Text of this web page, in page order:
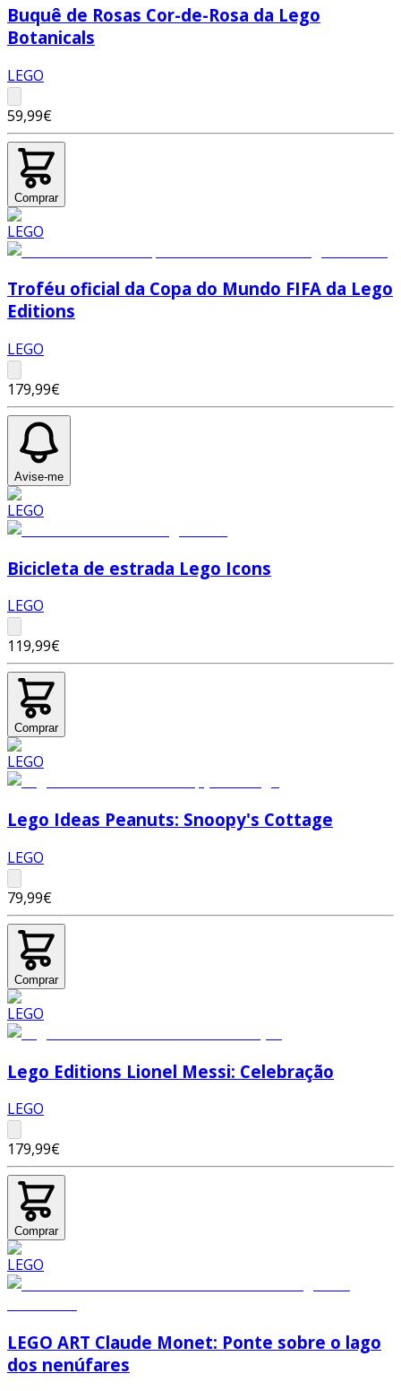
Buquê de Rosas Cor-de-Rosa da Lego
Botanicals
LEGO
59,99€
Comprar
Troféu oficial da Copa do Mundo FIFA da Lego
Editions
LEGO
179,99€
Avise-me
Bicicleta de estrada Lego Icons
LEGO
119,99€
Comprar
Lego Ideas Peanuts: Snoopy's Cottage
LEGO
79,99€
Comprar
Lego Editions Lionel Messi: Celebração
LEGO
179,99€
Comprar
LEGO ART Claude Monet: Ponte sobre o lago
dos nenúfares